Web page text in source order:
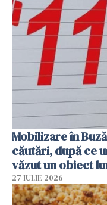
Mobilizare în
căutări, după ce
văzut un obiect
27 IULIE 2026